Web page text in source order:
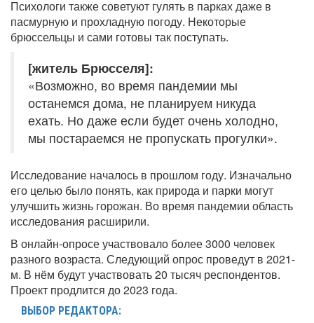
Психологи также советуют гулять в парках даже в
пасмурную и прохладную погоду. Некоторые
брюссельцы и сами готовы так поступать.
[житель Брюсселя]:
«Возможно, во время пандемии мы
останемся дома, не планируем никуда
ехать. Но даже если будет очень холодно,
мы постараемся не пропускать прогулки».
Исследование началось в прошлом году. Изначально
его целью было понять, как природа и парки могут
улучшить жизнь горожан. Во время пандемии область
исследования расширили.
В онлайн-опросе участвовало более 3000 человек
разного возраста. Следующий опрос проведут в 2021-
м. В нём будут участвовать 20 тысяч респондентов.
Проект продлится до 2023 года.
ВЫБОР РЕДАКТОРА: